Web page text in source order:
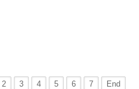
2 3 4 5 6 7 End